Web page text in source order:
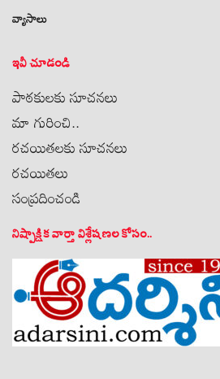
వ్యాసాలు
ఇవీ చూడండి
పాఠకులకు సూచనలు
మా గురించి..
రచయితలకు సూచనలు
రచయితలు
సంప్రదించండి
నిష్పాక్షిక వార్తా విశ్లేషణల కోసం..